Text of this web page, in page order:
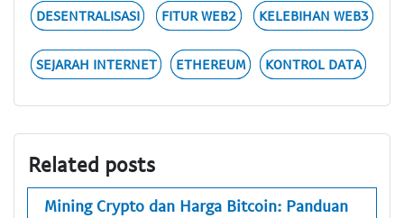
DESENTRALISASI FITUR WEB2 KELEBIHAN WEB3
SEJARAH INTERNET ETHEREUM KONTROL DATA
Related posts
Mining Crypto dan Harga Bitcoin: Panduan